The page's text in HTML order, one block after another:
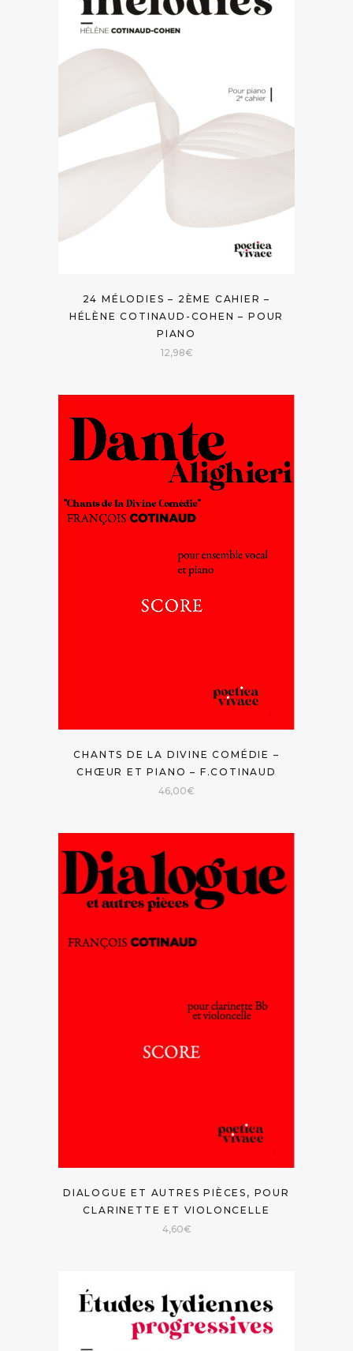
24 MÉLODIES – 2ÈME CAHIER –
HÉLÈNE COTINAUD-COHEN – POUR
PIANO
12,98€
CHANTS DE LA DIVINE COMÉDIE –
CHŒUR ET PIANO – F.COTINAUD
46,00€
DIALOGUE ET AUTRES PIÈCES, POUR
CLARINETTE ET VIOLONCELLE
4,60€